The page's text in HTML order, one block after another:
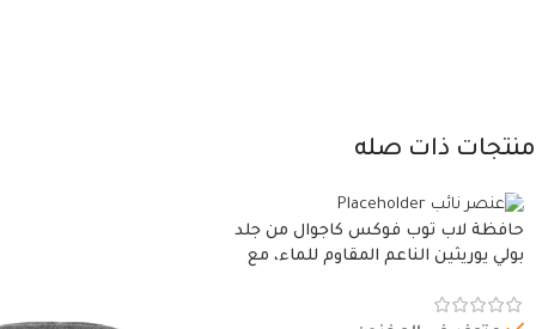
منتجات ذات صله
حافظة لاب توب فوكس كاجوال من جلد
بولي يوريثين الناعم المقاوم للماء، مع